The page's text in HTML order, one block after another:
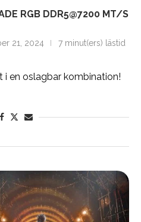
RGB DDR5@7200 MT/S
21, 2024 7 minut(ers) lästid
i en oslagbar kombination!